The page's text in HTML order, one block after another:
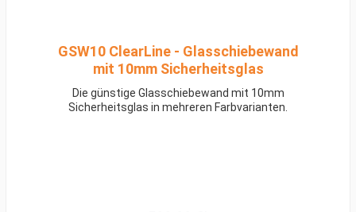
GSW10 ClearLine - Glasschiebewand
mit 10mm Sicherheitsglas
Die günstige Glasschiebewand mit 10mm
Sicherheitsglas in mehreren Farbvarianten.